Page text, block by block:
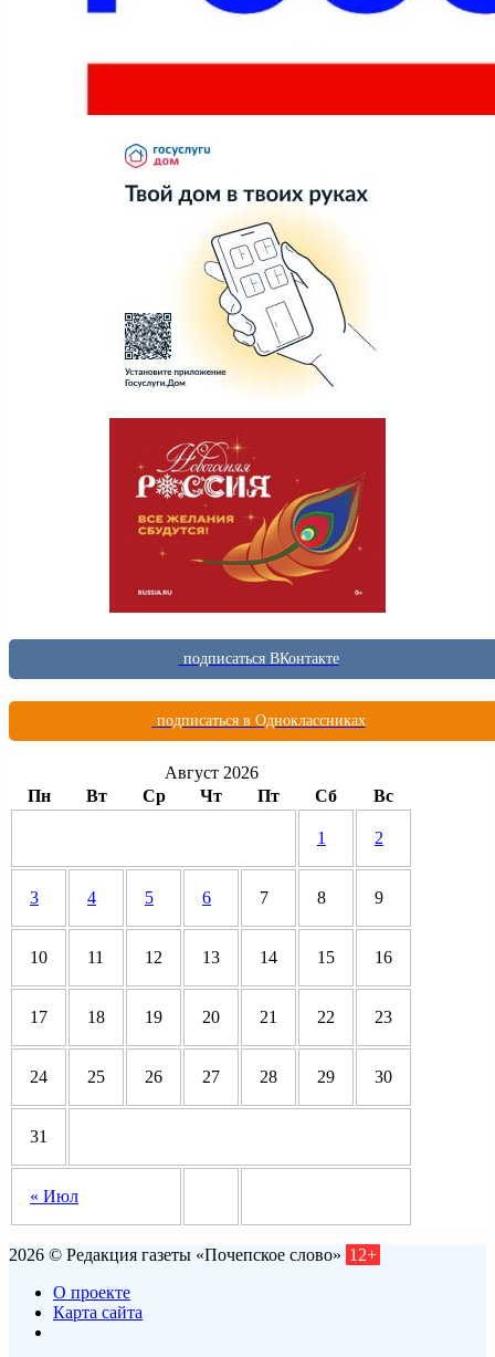
подписаться ВКонтакте
подписаться в Одноклассниках
Август 2026
Пн
Вт Ср Чт Пт Сб Вс
« Июл
1 2
3 4 5 6 7 8 9
10 11 12 13 14 15 16
17 18 19 20 21 22 23
24 25 26 27 28 29 30
31
2026 © Редакция газеты «Почепское слово» 12+
О проекте
Карта сайта